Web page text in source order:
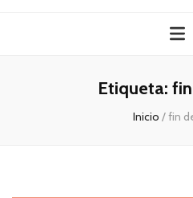
Etiqueta:
Inicio /fin